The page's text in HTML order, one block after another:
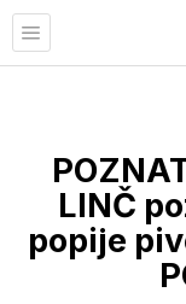
LINČ
popije